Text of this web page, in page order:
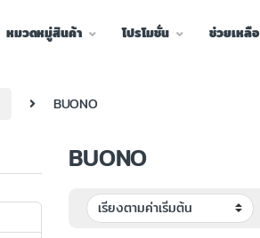
หมวดหมู่สินค้า โปรโมชั่น ช่วยเหลือ
BUONO
BUONO